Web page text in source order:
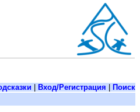
Вход/Регистрация Поиск